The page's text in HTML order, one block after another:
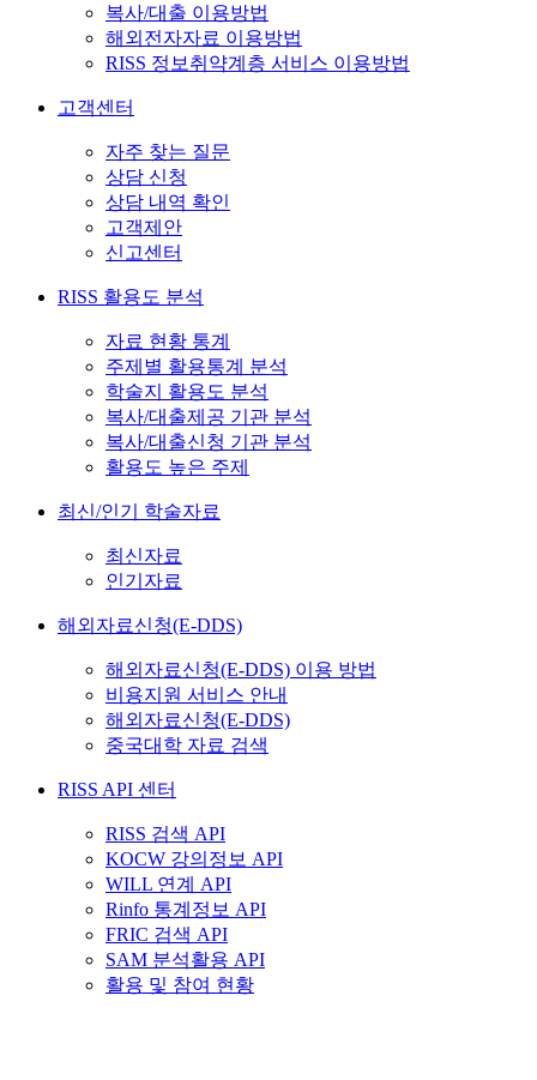
복사/대출 이용방법
해외전자자료 이용방법
RISS 정보취약계층 서비스 이용방법
고객센터
자주 찾는 질문
상담 신청
상담 내역 확인
고객제안
신고센터
RISS 활용도 분석
자료 현황 통계
주제별 활용통계 분석
학술지 활용도 분석
복사/대출제공 기관 분석
복사/대출신청 기관 분석
활용도 높은 주제
최신/인기 학술자료
최신자료
인기자료
해외자료신청(E-DDS)
해외자료신청(E-DDS) 이용 방법
비용지원 서비스 안내
해외자료신청(E-DDS)
중국대학 자료 검색
RISS API 센터
RISS 검색 API
KOCW 강의정보 API
WILL 연계 API
Rinfo 통계정보 API
FRIC 검색 API
SAM 분석활용 API
활용 및 참여 현황